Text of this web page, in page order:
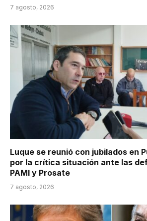
7 agosto, 2026
Luque se reunió con jubilados en
por la crítica situación ante las
PAMI y Prosate
7 agosto, 2026